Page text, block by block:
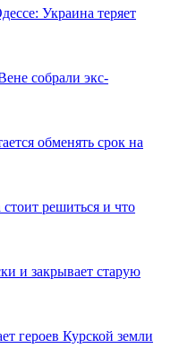
Украина теряет
собрали экс-
обменять срок на
решиться и что
и закрывает старую
героев Курской земли